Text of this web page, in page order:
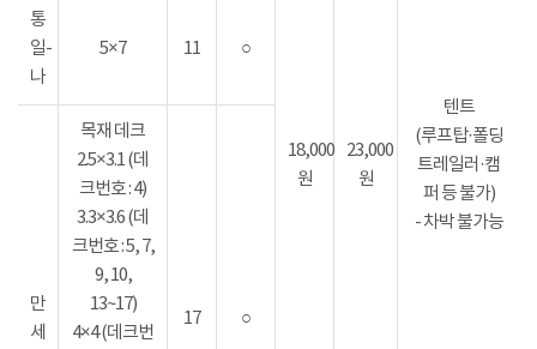
18,000
원
23,000
원
텐트
(루프탑·폴딩
트레일러·캠
퍼 등 불가)
- 차박 불가능
통
일-
나
5×7 11 ○
만
세
목재 데크
2.5×3.1 (데
크번호 : 4)
3.3×3.6 (데
크번호 : 5, 7,
9, 10,
13~17)
4×4 (데크번
17 ○